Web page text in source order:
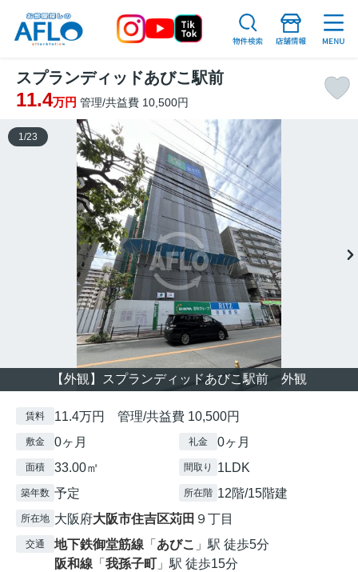
スプランディッドあびこ駅前
11.4万円 管理/共益費 10,500円
【外観】スプランディッドあびこ駅前 外観
1 /23
賃料 11.4万円 管理/共益費 10,500円
敷金 0ヶ月 礼金 0ヶ月
面積 33.00㎡ 間取り 1LDK
築年数 予定 所在階 12階/15階建
所在地 大阪府大阪市住吉区苅田 ９丁目
交通 地下鉄御堂筋線 「 あびこ 」駅 徒歩5分
阪和線 「 我孫子町 」駅 徒歩15分